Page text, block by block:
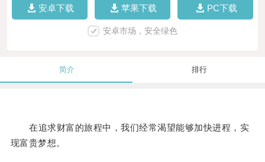
安卓下载 苹果下载 PC下载
安卓市场，安全绿色
简介 排行
在追求财富的旅程中，我们经常渴望能够加快进程，实
现富贵梦想。